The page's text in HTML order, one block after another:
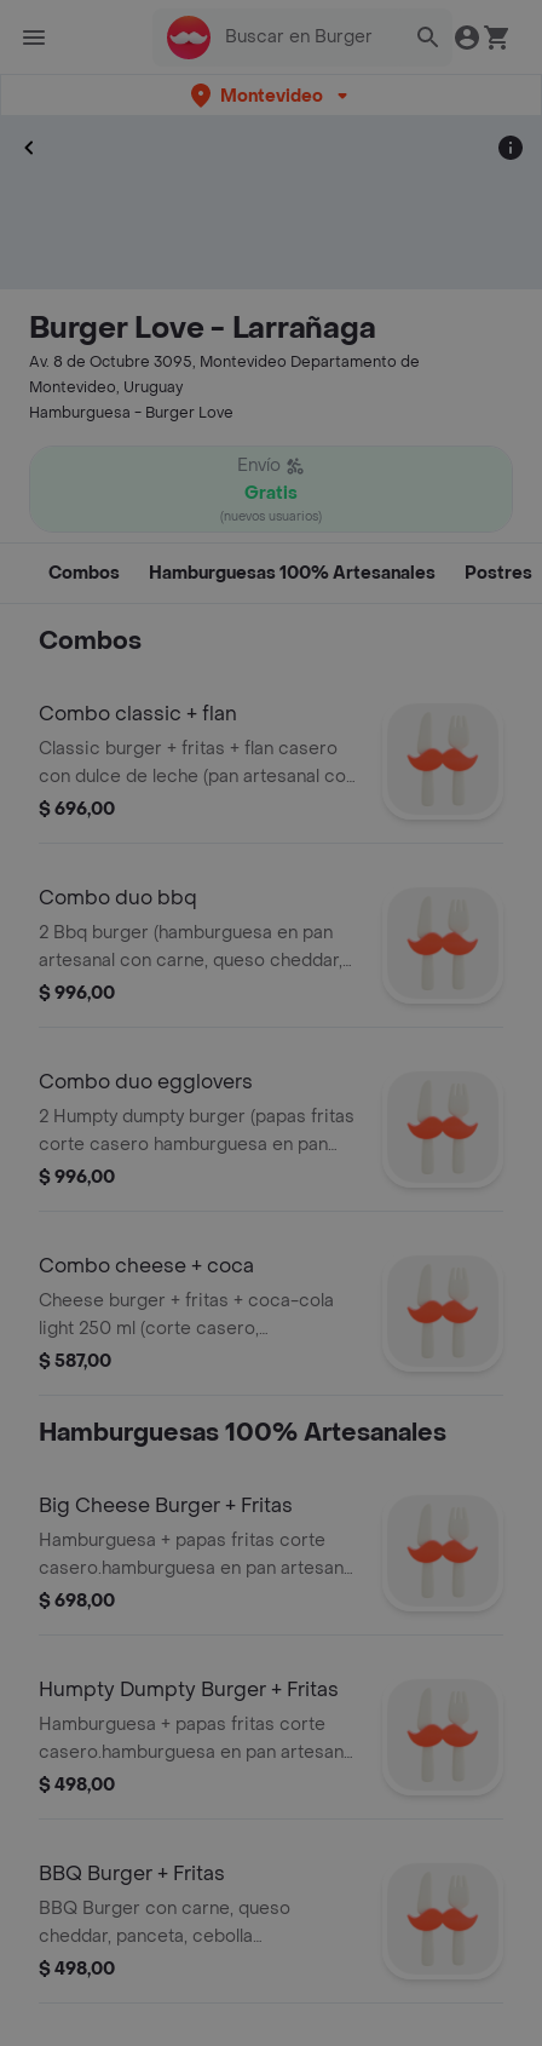
Montevideo
Burger Love - Larrañaga
Av. 8 de Octubre 3095, Montevideo Departamento de
Montevideo, Uruguay
Hamburguesa - Burger Love
Envío
Gratis
(nuevos usuarios)
Combos Hamburguesas 100% Artesanales Postres
Combos
Combo classic + flan
Classic burger + fritas + flan casero
con dulce de leche (pan artesanal con
carne, queso cheddar, tomate,
$ 696,00
Combo duo bbq
2 Bbq burger (hamburguesa en pan
artesanal con carne, queso cheddar,
panceta, cebolla caramelizada, salsa
$ 996,00
Combo duo egglovers
2 Humpty dumpty burger (papas fritas
corte casero hamburguesa en pan
artesanal con carne, huevo frito,
$ 996,00
Combo cheese + coca
Cheese burger + fritas + coca-cola
light 250 ml (corte casero,
hamburguesa en pan artesanal con
caramelizada)
$ 587,00
Hamburguesas 100% Artesanales
Big Cheese Burger + Fritas
Hamburguesa + papas fritas corte
casero.hamburguesa en pan artesanal
con triple carne, triple queso cheddar,
$ 698,00
Humpty Dumpty Burger + Fritas
Hamburguesa + papas fritas corte
casero.hamburguesa en pan artesanal
con carne, huevo frito, queso
$ 498,00
BBQ Burger + Fritas
BBQ Burger con carne, queso
cheddar, panceta, cebolla
caramelizada y salsa barbacoa en pan
$ 498,00